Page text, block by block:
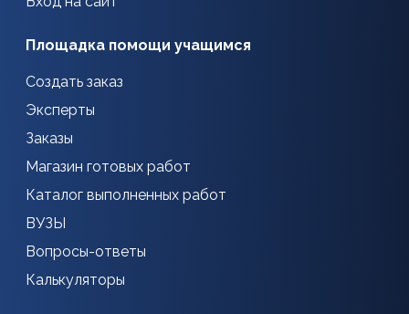
Площадка помощи учащимся
Создать заказ
Эксперты
Заказы
Магазин готовых работ
Каталог выполненных работ
ВУЗЫ
Вопросы-ответы
Калькуляторы